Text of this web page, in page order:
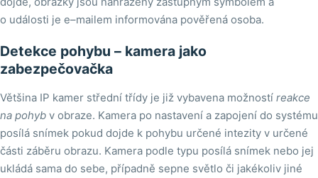
o události je e–mailem informována pověřená osoba.
Detekce pohybu – kamera jako
zabezpečovačka
Většina IP kamer střední třídy je již vybavena možností reakce
na pohyb v obraze. Kamera po nastavení a zapojení do systému
posílá snímek pokud dojde k pohybu určené intezity v určené
části záběru obrazu. Kamera podle typu posílá snímek nebo jej
ukládá sama do sebe, případně sepne světlo či jakékoliv jiné